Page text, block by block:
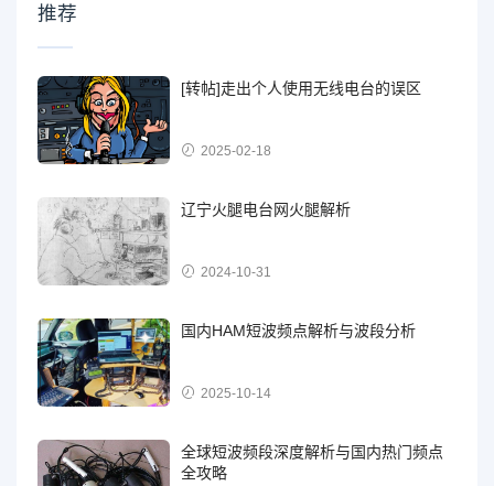
推荐
[转帖]走出个人使用无线电台的误区
2025-02-18
辽宁火腿电台网火腿解析
2024-10-31
国内HAM短波频点解析与波段分析
2025-10-14
全球短波频段深度解析与国内热门频点
全攻略